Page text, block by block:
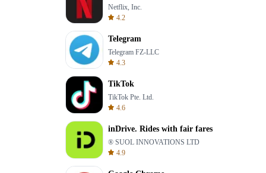
Netflix, Inc.
4.2
Telegram
Telegram FZ-LLC
4.3
TikTok
TikTok Pte. Ltd.
4.6
inDrive. Rides with fair fares
® SUOL INNOVATIONS LTD
4.9